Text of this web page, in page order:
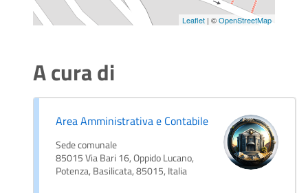
Leaflet | ©OpenStreetMap
A cura di
Area Amministrativa e Contabile
Sede comunale
85015 Via Bari 16, Oppido Lucano,
Potenza, Basilicata, 85015, Italia